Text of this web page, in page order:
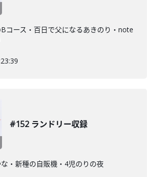
Bコース・百日で父になるあきのり・note
#152 ランドリー収録
な・新種の自販機・4児のりの夜